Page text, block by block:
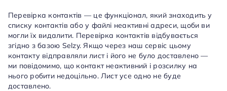
Перевірка контактів — це функціонал, який знаходить у
списку контактів або у файлі неактивні адреси, щоби ви
могли їх видалити. Перевірка контактів відбувається
згідно з базою Selzy. Якщо через наш сервіс цьому
контакту відправляли лист і його не було доставлено —
ми повідомимо, що контакт неактивний і розсилку на
нього робити недоцільно. Лист усе одно не буде
доставлено.